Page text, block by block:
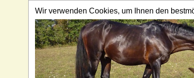
Wir verwenden Cookies, um Ihnen den